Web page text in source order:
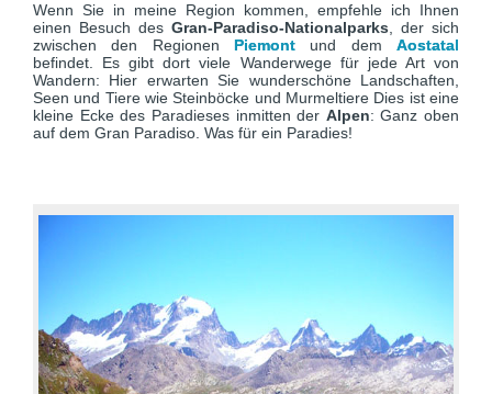
Wenn Sie in meine Region kommen, empfehle ich Ihnen
einen Besuch des Gran-Paradiso-Nationalparks , der sich
zwischen den Regionen Piemont und dem Aostatal
befindet. Es gibt dort viele Wanderwege für jede Art von
Wandern: Hier erwarten Sie wunderschöne Landschaften,
Seen und Tiere wie Steinböcke und Murmeltiere Dies ist eine
kleine Ecke des Paradieses inmitten der Alpen: Ganz oben
auf dem Gran Paradiso. Was für ein Paradies!